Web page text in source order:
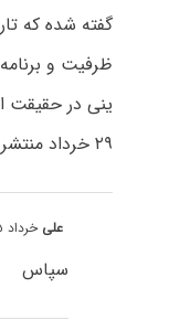
گفته شده که
ینی در حقیقت
۲۹ خرداد منتشر میشه و نتایج هفته دوم تیر ماه
علی خرداد ۱۵, ۱۳۹۶ at ۶:۱۴ ق٫ظ
سپاس